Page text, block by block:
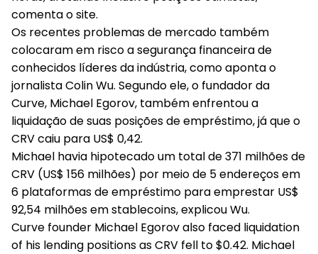
comenta o site.
Os recentes problemas de mercado também
colocaram em risco a segurança financeira de
conhecidos líderes da indústria, como aponta o
jornalista Colin Wu. Segundo ele, o fundador da
Curve, Michael Egorov, também enfrentou a
liquidação de suas posições de empréstimo, já que o
CRV caiu para US$ 0,42.
Michael havia hipotecado um total de 371 milhões de
CRV (US$ 156 milhões) por meio de 5 endereços em
6 plataformas de empréstimo para emprestar US$
92,54 milhões em stablecoins, explicou Wu.
Curve founder Michael Egorov also faced liquidation
of his lending positions as CRV fell to $0.42. Michael